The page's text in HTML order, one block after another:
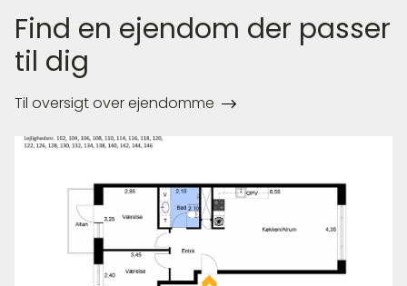
Find en ejendom der passer
til dig
Til oversigt over ejendomme